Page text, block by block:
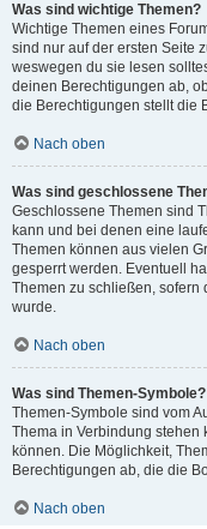
Was sind wichtige Themen?
Wichtige Themen eines
sind nur auf der ersten Seite
weswegen du sie lesen
deinen Berechtigungen ab,
die Berechtigungen stellt die
Nach oben
Was sind geschlossene
Geschlossene Themen sind
kann und bei denen eine
Themen können aus vielen
gesperrt werden. Eventuell
Themen zu schließen,
wurde.
Nach oben
Was sind Themen-Symbole?
Themen-Symbole sind vom
Thema in Verbindung stehen
können. Die Möglichkeit,
Berechtigungen ab, die die
Nach oben